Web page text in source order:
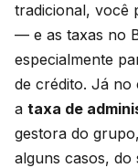
tradicional, você
— e as taxas no
especialmente
de crédito. Já no
a taxa de
gestora do
alguns casos, do